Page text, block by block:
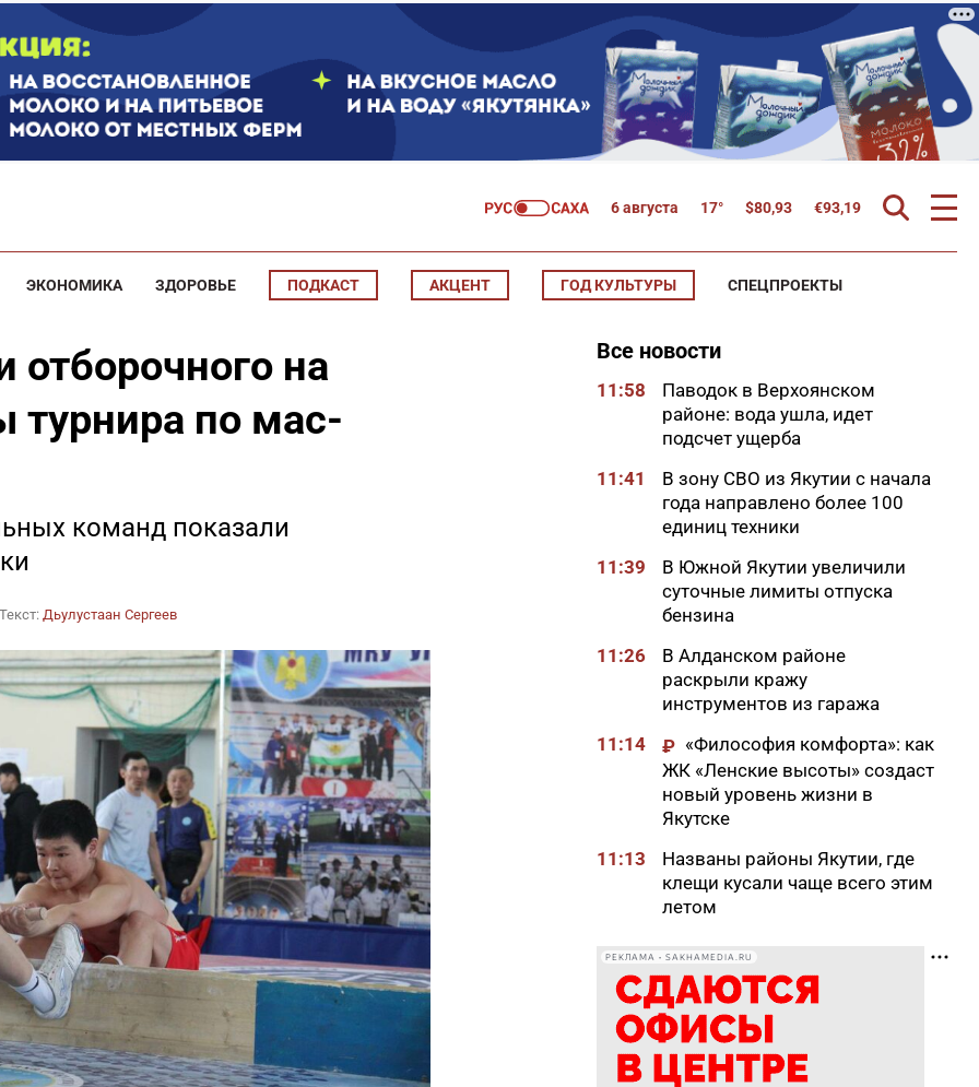
6 августа 17° $80,93 €93,19
ЭКОНОМИКА ЗДОРОВЬЕ ПОДКАСТ АКЦЕНТ ГОД КУЛЬТУРЫ СПЕЦПРОЕКТЫ
отборочного на
по мас-
команд показали
Текст: Дьулустаан Сергеев
Все новости
11:58
Паводок в Верхоянском
районе: вода ушла, идет
подсчет ущерба
11:41
В зону СВО из Якутии с начала
года направлено более 100
единиц техники
11:39
В Южной Якутии увеличили
суточные лимиты отпуска
бензина
11:26
В Алданском районе
раскрыли кражу
инструментов из гаража
11:14
₽ «Философия комфорта»: как
ЖК «Ленские высоты» создаст
новый уровень жизни в
Якутске
11:13
Названы районы Якутии, где
клещи кусали чаще всего этим
летом
которые могут снизить
будущую пенсию
11:00
«Моя новая семья»: Тургун и
Сайнаара ищут родителей
РЕКЛАМА • SAKHAMEDIA.RU